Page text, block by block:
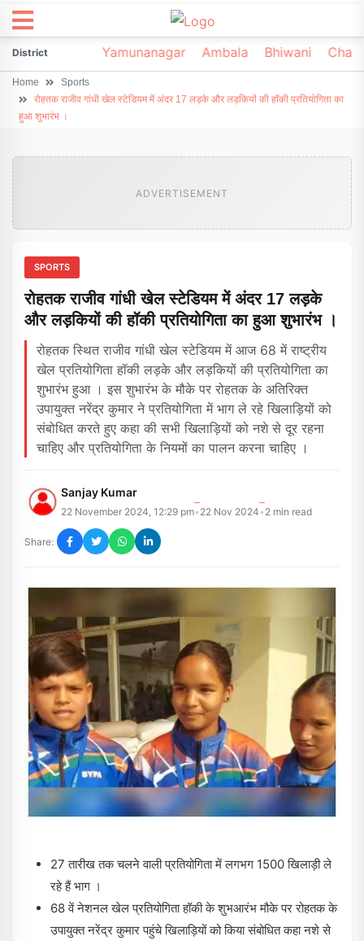
DistrictSonipat Yamunanagar Ambala Bhiwani
Home
Sports
रोहतक राजीव गांधी खेल स्टेडियम में अंदर 17 लड़के और लड़कियों की हॉकी प्रतियोगिता का
हुआ शुभारंभ ।
ADVERTISEMENT
SPORTS
रोहतक राजीव गांधी खेल स्टेडियम में अंदर 17 लड़के
और लड़कियों की हॉकी प्रतियोगिता का हुआ शुभारंभ ।
रोहतक स्थित राजीव गांधी खेल स्टेडियम में आज 68 में राष्ट्रीय
खेल प्रतियोगिता हॉकी लड़के और लड़कियों की प्रतियोगिता का
शुभारंभ हुआ । इस शुभारंभ के मौके पर रोहतक के अतिरिक्त
उपायुक्त नरेंद्र कुमार ने प्रतियोगिता में भाग ले रहे खिलाड़ियों को
संबोधित करते हुए कहा की सभी खिलाड़ियों को नशे से दूर रहना
चाहिए और प्रतियोगिता के नियमों का पालन करना चाहिए ।
Sanjay Kumar
22 November 2024, 12:29 pm• 22 Nov 2024• 2 min read
Share:
27 तारीख तक चलने वाली प्रतियोगिता में लगभग 1500 खिलाड़ी ले
रहे हैं भाग ।
68 वें नेशनल खेल प्रतियोगिता हॉकी के शुभआरंभ मौके पर रोहतक के
उपायुक्त नरेंद्र कुमार पहुंचे खिलाड़ियों को किया संबोधित कहा नशे से